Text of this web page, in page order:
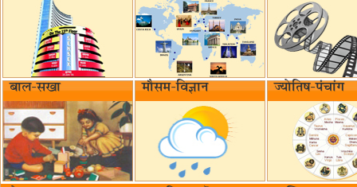
बाल-सखा मौसम-विज्ञान ज्योतिष-पंचांग